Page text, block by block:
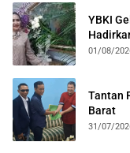
YBKI
01/08/
Tantan
Barat
31/07/